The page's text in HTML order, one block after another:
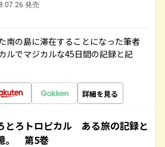
発売
南の島に滞在することになった筆者
ルでマジカルな45日間の記録と記
詳細を見る
とろトロピカル ある旅の記録と
。 第5巻